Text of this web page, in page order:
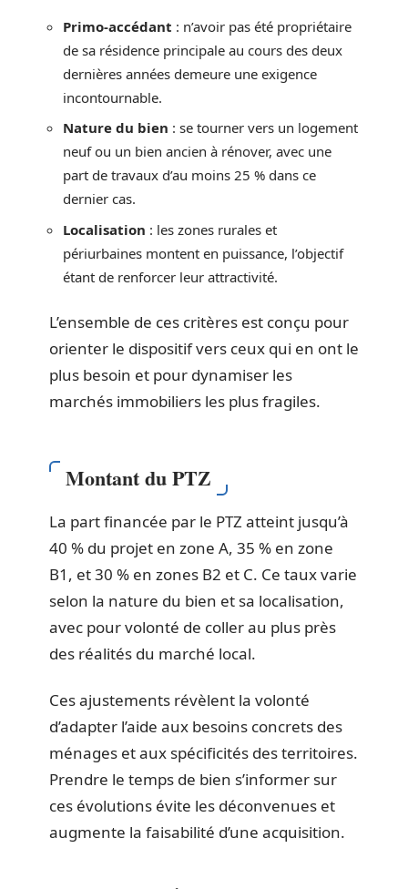
Primo-accédant : n’avoir pas été propriétaire
de sa résidence principale au cours des deux
dernières années demeure une exigence
incontournable.
Nature du bien : se tourner vers un logement
neuf ou un bien ancien à rénover, avec une
part de travaux d’au moins 25 % dans ce
dernier cas.
Localisation : les zones rurales et
périurbaines montent en puissance, l’objectif
étant de renforcer leur attractivité.
L’ensemble de ces critères est conçu pour
orienter le dispositif vers ceux qui en ont le
plus besoin et pour dynamiser les
marchés immobiliers les plus fragiles.
Montant du PTZ
La part financée par le PTZ atteint jusqu’à
40 % du projet en zone A, 35 % en zone
B1, et 30 % en zones B2 et C. Ce taux varie
selon la nature du bien et sa localisation,
avec pour volonté de coller au plus près
des réalités du marché local.
Ces ajustements révèlent la volonté
d’adapter l’aide aux besoins concrets des
ménages et aux spécificités des territoires.
Prendre le temps de bien s’informer sur
ces évolutions évite les déconvenues et
augmente la faisabilité d’une acquisition.